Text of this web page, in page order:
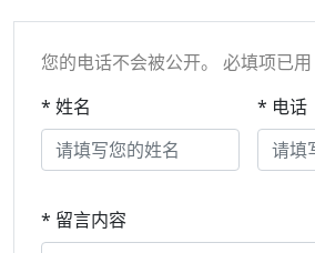
您的电话不会被公开。 必填项已
* 姓名
* 电话
* 留言内容